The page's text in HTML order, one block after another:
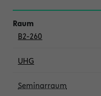
B2-260
UHG
Seminarraum